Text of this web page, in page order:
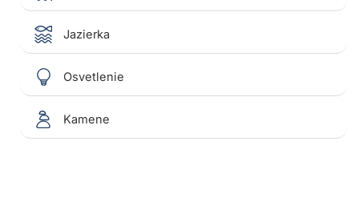
Jazierka
Osvetlenie
Kamene